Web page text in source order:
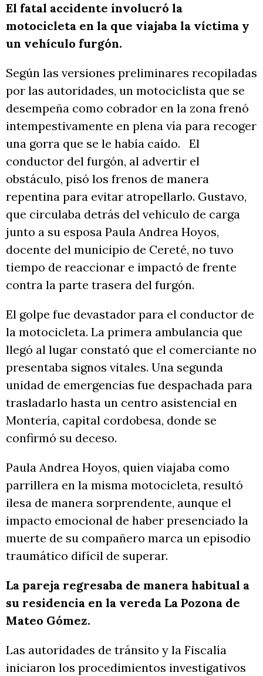
El fatal accidente involucró la
motocicleta en la que viajaba la víctima y
un vehículo furgón.
Según las versiones preliminares recopiladas
por las autoridades, un motociclista que se
desempeña como cobrador en la zona frenó
intempestivamente en plena vía para recoger
una gorra que se le había caído. El
conductor del furgón, al advertir el
obstáculo, pisó los frenos de manera
repentina para evitar atropellarlo. Gustavo,
que circulaba detrás del vehículo de carga
junto a su esposa Paula Andrea Hoyos,
docente del municipio de Cereté, no tuvo
tiempo de reaccionar e impactó de frente
contra la parte trasera del furgón.
El golpe fue devastador para el conductor de
la motocicleta. La primera ambulancia que
llegó al lugar constató que el comerciante no
presentaba signos vitales. Una segunda
unidad de emergencias fue despachada para
trasladarlo hasta un centro asistencial en
Montería, capital cordobesa, donde se
confirmó su deceso.
Paula Andrea Hoyos, quien viajaba como
parrillera en la misma motocicleta, resultó
ilesa de manera sorprendente, aunque el
impacto emocional de haber presenciado la
muerte de su compañero marca un episodio
traumático difícil de superar.
La pareja regresaba de manera habitual a
su residencia en la vereda La Pozona de
Mateo Gómez.
Las autoridades de tránsito y la Fiscalía
iniciaron los procedimientos investigativos